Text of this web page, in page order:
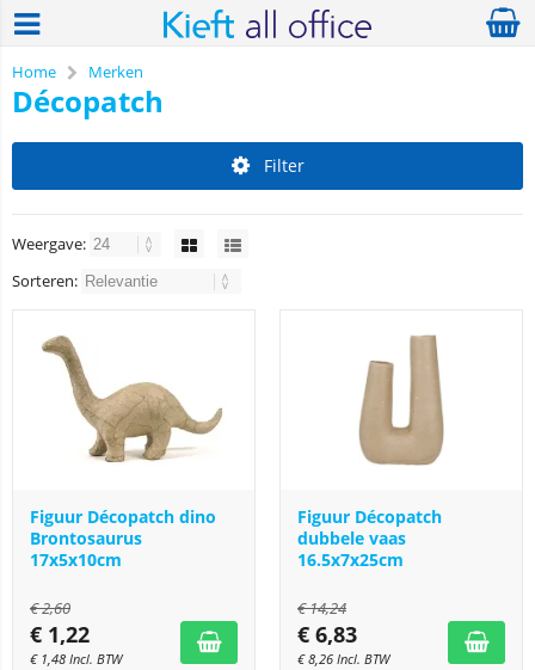
Home Merken
Décopatch
Filter
Weergave:
Sorteren:
Figuur Décopatch dino
Brontosaurus
17x5x10cm
€2,60
€ 1,22
€ 1,48 Incl. BTW
Figuur Décopatch
dubbele vaas
16.5x7x25cm
€14,24
€ 6,83
€8,26 Incl. BTW